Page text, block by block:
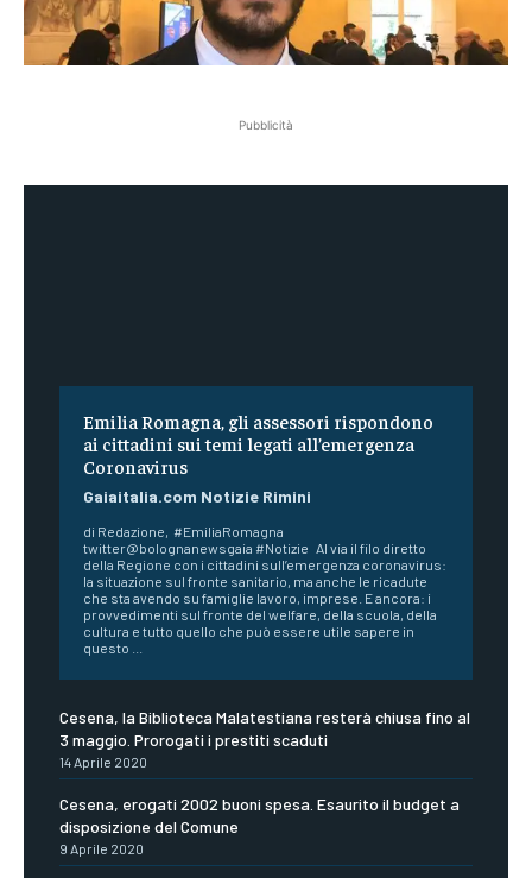
Pubblicità
Emilia Romagna, gli assessori rispondono
ai cittadini sui temi legati all’emergenza
Coronavirus
Gaiaitalia.com Notizie Rimini
di Redazione, #EmiliaRomagna
twitter@bolognanewsgaia #Notizie Al via il filo diretto
della Regione con i cittadini sull’emergenza coronavirus:
la situazione sul fronte sanitario, ma anche le ricadute
che sta avendo su famiglie lavoro, imprese. E ancora: i
provvedimenti sul fronte del welfare, della scuola, della
cultura e tutto quello che può essere utile sapere in
questo ...
Cesena, la Biblioteca Malatestiana resterà chiusa fino al
3 maggio. Prorogati i prestiti scaduti
14 Aprile 2020
Cesena, erogati 2002 buoni spesa. Esaurito il budget a
disposizione del Comune
9 Aprile 2020